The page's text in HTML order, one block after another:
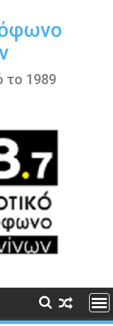
το 1989